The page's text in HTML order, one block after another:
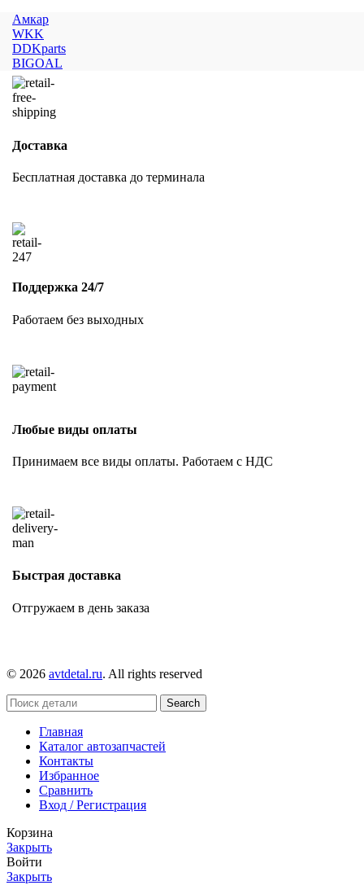
Амкар
WKK
DDKparts
BIGOAL
Доставка
Бесплатная доставка до терминала
Поддержка 24/7
Работаем без выходных
Любые виды оплаты
Принимаем все виды оплаты. Работаем с НДС
Быстрая доставка
Отгружаем в день заказа
© 2026 avtdetal.ru. All rights reserved
Search
Главная
Каталог автозапчастей
Контакты
Избранное
Сравнить
Вход / Регистрация
Корзина
Закрыть
Войти
Закрыть